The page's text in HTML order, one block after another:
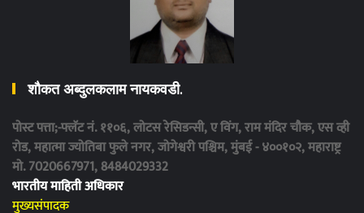
शौकत अब्दुलकलाम नायकवडी.
पोस्ट पत्ता;-फ्लॅट नं. ११०६, लोटस रेसिडन्सी, ए विंग, राम मंदिर चौक, एस व्ही
रोड, महात्मा ज्योतिबा फुले नगर, जोगेश्वरी पश्चिम, मुंबई - ४००१०२, महाराष्ट्र
मो. 7020667971, 8484029332
भारतीय माहिती अधिकार
मुख्यसंपादक